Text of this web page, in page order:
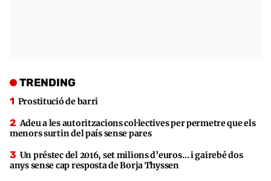
TRENDING
Prostitució de barri
Adeu a les autoritzacions col·lectives per permetre que els
menors surtin del país sense pares
Un préstec del 2016, set milions d’euros… i gairebé dos
anys sense cap resposta de Borja Thyssen